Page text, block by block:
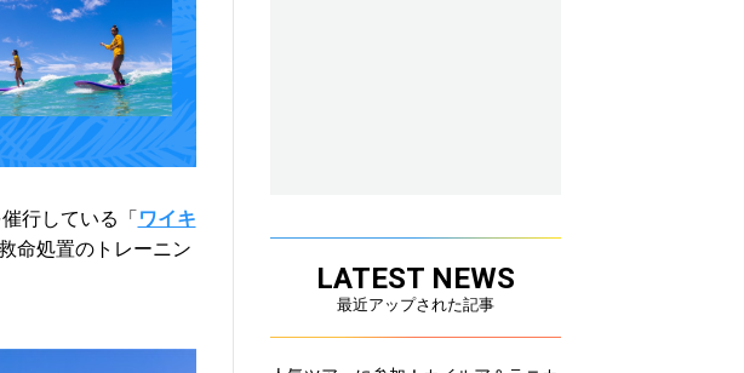
行している「ワイキ
命処置のトレーニン
LATEST NEWS
最近アップされた記事